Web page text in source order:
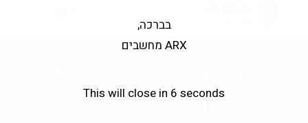
Cable Kit BLACK
בברכה,
ARX מחשבים
This will close in 6 seconds